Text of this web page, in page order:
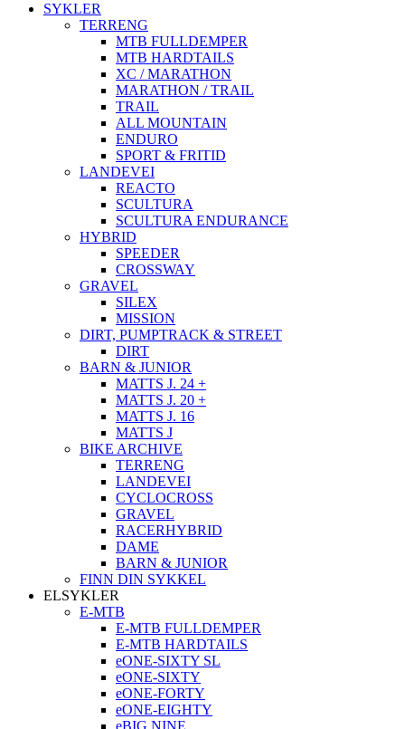
SYKLER
TERRENG
MTB FULLDEMPER
MTB HARDTAILS
XC / MARATHON
MARATHON / TRAIL
TRAIL
ALL MOUNTAIN
ENDURO
SPORT & FRITID
LANDEVEI
REACTO
SCULTURA
SCULTURA ENDURANCE
HYBRID
SPEEDER
CROSSWAY
GRAVEL
SILEX
MISSION
DIRT, PUMPTRACK & STREET
DIRT
BARN & JUNIOR
MATTS J. 24 +
MATTS J. 20 +
MATTS J. 16
MATTS J
BIKE ARCHIVE
TERRENG
LANDEVEI
CYCLOCROSS
GRAVEL
RACERHYBRID
DAME
BARN & JUNIOR
FINN DIN SYKKEL
ELSYKLER
E-MTB
E-MTB FULLDEMPER
E-MTB HARDTAILS
eONE-SIXTY SL
eONE-SIXTY
eONE-FORTY
eONE-EIGHTY
eBIG.NINE